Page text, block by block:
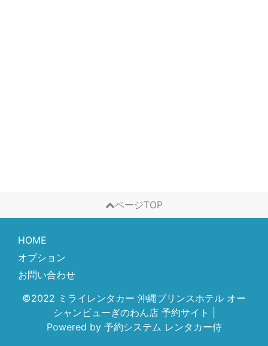
ページTOP
HOME
オプション
お問い合わせ
©2022 ミライレンタカー 沖縄プリンスホテル オー
シャンビューぎのわん店 予約サイト
Powered by 予約システム レンタカー侍